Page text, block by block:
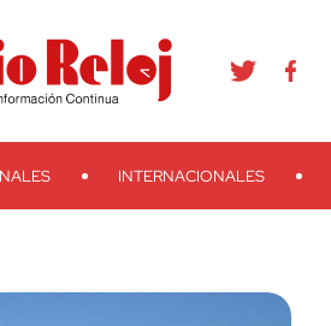
RSS Search
INTERNACIONALES